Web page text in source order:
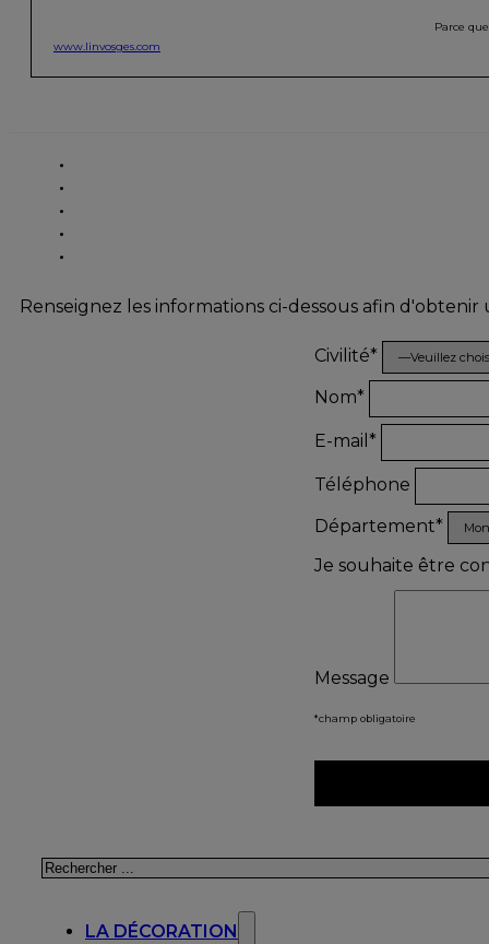
Parce
www.linvosges.com
Renseignez les informations ci-dessous afin
Civilité*
Nom*
E-mail*
Téléphone
Département*
Je souhaite être
Message
*champ obligatoire
Rechercher
LA DÉCORATION